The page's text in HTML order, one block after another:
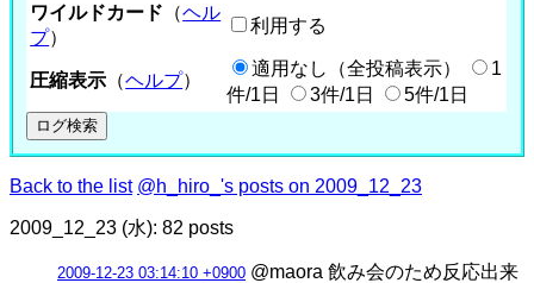
ワイルドカード （ヘル
プ）
利用する
圧縮表示 （ヘルプ）
適用なし（全投稿表示）
1
件/1日
3件/1日 5件/1日
Back to the list @h_hiro_'s posts on 2009_12_23
2009_12_23 (水): 82 posts
2009-12-23 03:14:10 +0900 @maora 飲み会のため反応出来